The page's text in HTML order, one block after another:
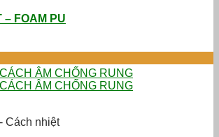
– FOAM PU
Cách nhiệt